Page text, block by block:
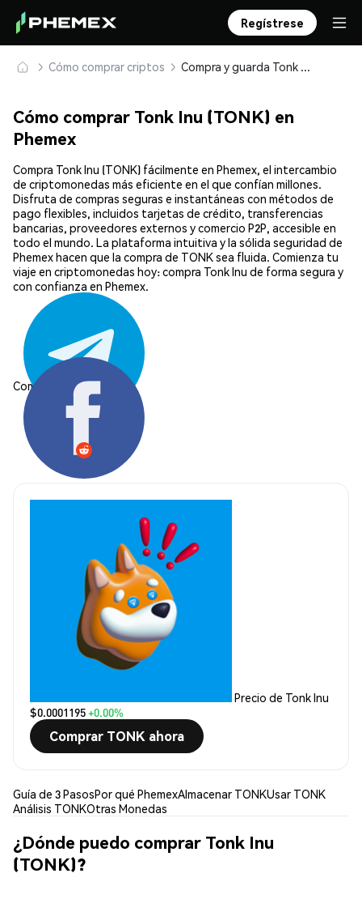
Regístrese
Cómo comprar criptos Compra y guarda Tonk Inu (TONK) de forma segura
Cómo comprar Tonk Inu (TONK) en
Phemex
Compra Tonk Inu (TONK) fácilmente en Phemex, el intercambio
de criptomonedas más eficiente en el que confían millones.
Disfruta de compras seguras e instantáneas con métodos de
pago flexibles, incluidos tarjetas de crédito, transferencias
bancarias, proveedores externos y comercio P2P, accesible en
todo el mundo. La plataforma intuitiva y la sólida seguridad de
Phemex hacen que la compra de TONK sea fluida. Comienza tu
viaje en criptomonedas hoy: compra Tonk Inu de forma segura y
con confianza en Phemex.
Compartir:
Precio de Tonk Inu
$0.0001195+0.00%
Comprar TONK ahora
Guía de 3 PasosPor qué PhemexAlmacenar TONKUsar TONK
Análisis TONKOtras Monedas
¿Dónde puedo comprar Tonk Inu
(TONK)?